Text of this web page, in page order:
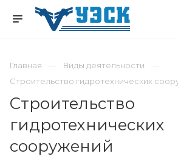
Главная
Виды деятельности
Строительство гидротехнических
Строительство
гидротехнических
сооружений